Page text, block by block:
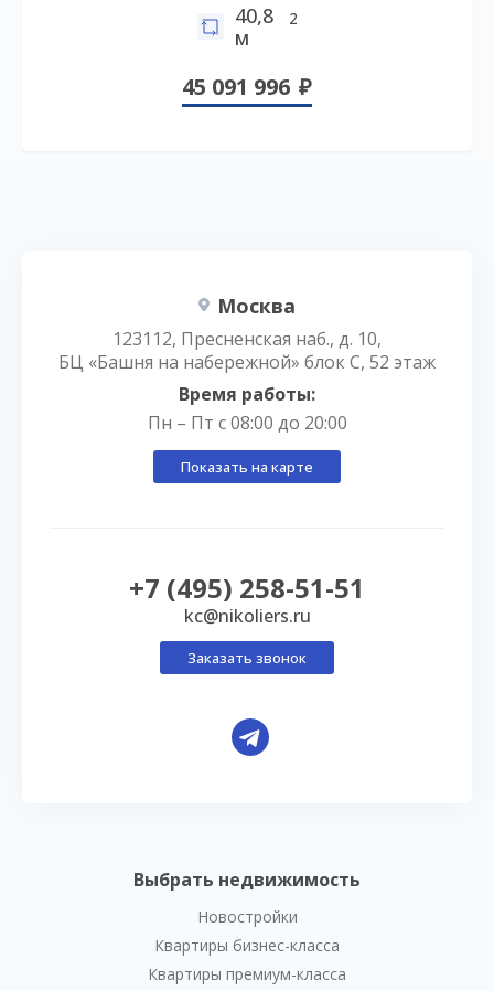
40,8
м
2
45 091 996
Выбрать недвижимость
Новостройки
Квартиры бизнес-класса
Квартиры премиум-класса
Москва
123112, Пресненская наб., д. 10,
БЦ «Башня на набережной» блок С, 52 этаж
Время работы:
Пн – Пт с 08:00 до 20:00
Показать на карте
+7 (495) 258-51-51
kc@nikoliers.ru
Заказать звонок